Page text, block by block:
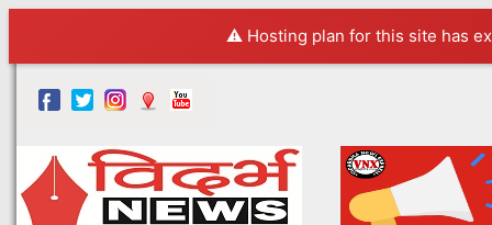
⚠️ Hosting plan for this site has